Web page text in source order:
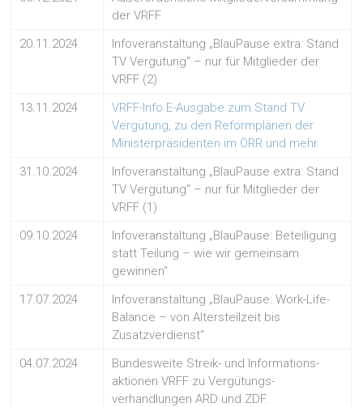
der VRFF
20.11.2024
Infoveranstaltung „BlauPause extra: Stand
TV Vergütung“ – nur für Mitglieder der
VRFF (2)
13.11.2024
VRFF-Info E-Ausgabe zum Stand TV
Vergütung, zu den Reformplänen der
Ministerpräsidenten im ÖRR und mehr
31.10.2024
Infoveranstaltung „BlauPause extra: Stand
TV Vergütung“ – nur für Mitglieder der
VRFF (1)
09.10.2024
Infoveranstaltung „BlauPause: Beteiligung
statt Teilung – wie wir gemeinsam
gewinnen“
17.07.2024
Infoveranstaltung „BlauPause: Work-Life-
Balance – von Altersteilzeit bis
Zusatzverdienst“
04.07.2024
Bundesweite Streik- und Informations-
aktionen VRFF zu Vergütungs-
verhandlungen ARD und ZDF.